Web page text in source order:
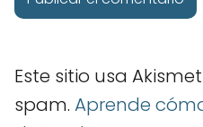
Este sitio usa
spam. Aprende